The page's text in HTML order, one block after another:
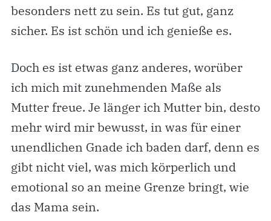
besonders nett zu sein. Es tut gut, ganz
sicher. Es ist schön und ich genieße es.
Doch es ist etwas ganz anderes, worüber
ich mich mit zunehmenden Maße als
Mutter freue. Je länger ich Mutter bin, desto
mehr wird mir bewusst, in was für einer
unendlichen Gnade ich baden darf, denn es
gibt nicht viel, was mich körperlich und
emotional so an meine Grenze bringt, wie
das Mama sein.